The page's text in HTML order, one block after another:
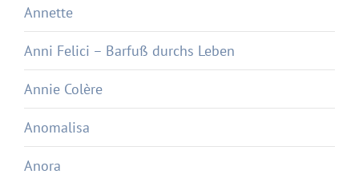
Annette
Anni Felici – Barfuß durchs Leben
Annie Colère
Anomalisa
Anora